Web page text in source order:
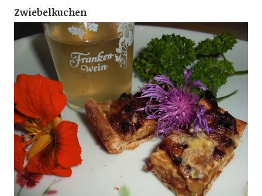
Zwiebelkuchen